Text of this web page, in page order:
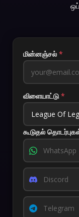
மின்னஞ்சல் *
விளையாட்டு*
கூடுதல்